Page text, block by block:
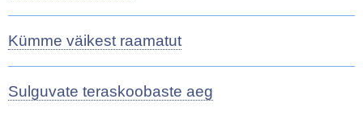
Kümme väikest raamatut
Sulguvate teraskoobaste aeg